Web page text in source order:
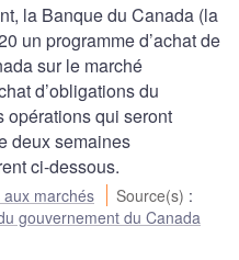
la Banque du Canada (la
un programme d’achat de
sur le marché
d’obligations du
opérations qui seront
deux semaines
ci-dessous.
aux marchés Source(s) :
gouvernement du Canada